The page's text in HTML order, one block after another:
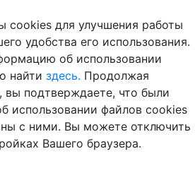
cookies для улучшения работы
удобства его использования.
об использовании
найти здесь. Продолжая
вы подтверждаете, что были
использовании файлов cookies
с ними. Вы можете отключить
Вашего браузера.